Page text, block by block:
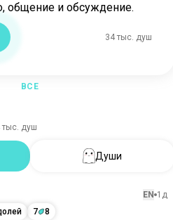
общение и обсуждение.
34 тыс. душ
ВСЕ
тыс. душ
Души
EN 1д
7 8